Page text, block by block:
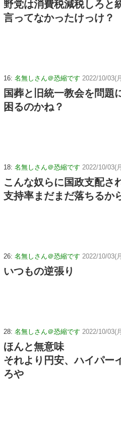
野党は消費税減税しろと
言ってなかったけっけ？
16: 名無しさん＠恐縮です 2022/10/03(
国葬と旧統一教会を問題
困るのかね？
18: 名無しさん＠恐縮です 2022/10/03(
こんな奴らに国政支配さ
支持率まだまだ落ちるか
26: 名無しさん＠恐縮です 2022/10/03(
いつもの逆張り
28: 名無しさん＠恐縮です 2022/10/03(
ほんと無意味
それより円安、ハイパー
ろや